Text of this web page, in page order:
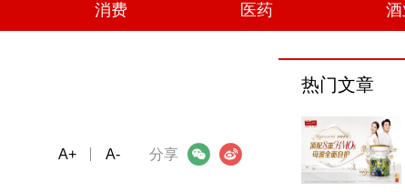
消费 医药 酒
分享
微信 微博
A+ A-
热门文章